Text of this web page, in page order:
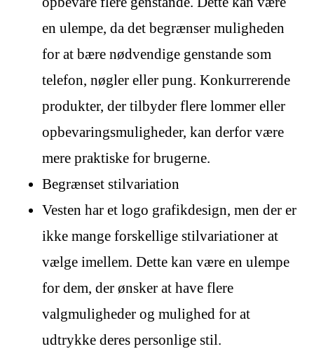
en ulempe, da det begrænser muligheden
for at bære nødvendige genstande som
telefon, nøgler eller pung. Konkurrerende
produkter, der tilbyder flere lommer eller
opbevaringsmuligheder, kan derfor være
mere praktiske for brugerne.
Begrænset stilvariation
Vesten har et logo grafikdesign, men der er
ikke mange forskellige stilvariationer at
vælge imellem. Dette kan være en ulempe
for dem, der ønsker at have flere
valgmuligheder og mulighed for at
udtrykke deres personlige stil.